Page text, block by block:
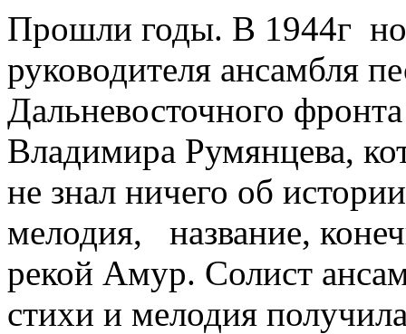
Прошли годы. В 1944г
руководителя ансамбля
Дальневосточного
Владимира Румянцева,
не знал ничего об
мелодия, название,
рекой Амур. Солист
стихи и мелодия